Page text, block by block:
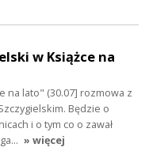
w Książce na
na lato" (30.07] rozmowa z
Będzie o
i o tym co o zawał
» więcej